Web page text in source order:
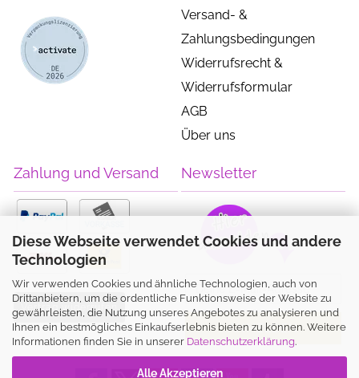
Diese Webseite verwendet Cookies und andere
Technologien
Wir verwenden Cookies und ähnliche Technologien, auch von
Drittanbietern, um die ordentliche Funktionsweise der Website zu
gewährleisten, die Nutzung unseres Angebotes zu analysieren und
Ihnen ein bestmögliches Einkaufserlebnis bieten zu können. Weitere
Informationen finden Sie in unserer Datenschutzerklärung.
Alle Akzeptieren
Versand- &
Zahlungsbedingungen
Widerrufsrecht &
Widerrufsformular
AGB
Über uns
Zahlung und Versand
Vertrag widerrufen
Newsletter